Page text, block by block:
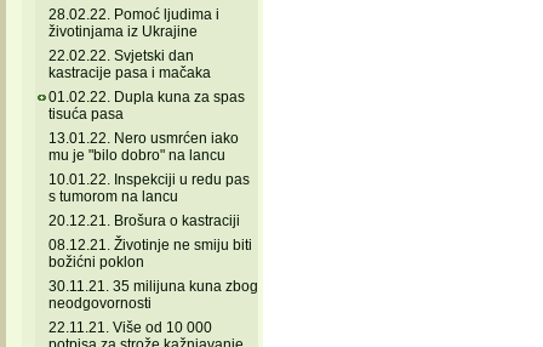
28.02.22. Pomoć ljudima i
životinjama iz Ukrajine
22.02.22. Svjetski dan
kastracije pasa i mačaka
01.02.22. Dupla kuna za spas
tisuća pasa
13.01.22. Nero usmrćen iako
mu je "bilo dobro" na lancu
10.01.22. Inspekciji u redu pas
s tumorom na lancu
20.12.21. Brošura o kastraciji
08.12.21. Životinje ne smiju biti
božićni poklon
30.11.21. 35 milijuna kuna zbog
neodgovornosti
22.11.21. Više od 10 000